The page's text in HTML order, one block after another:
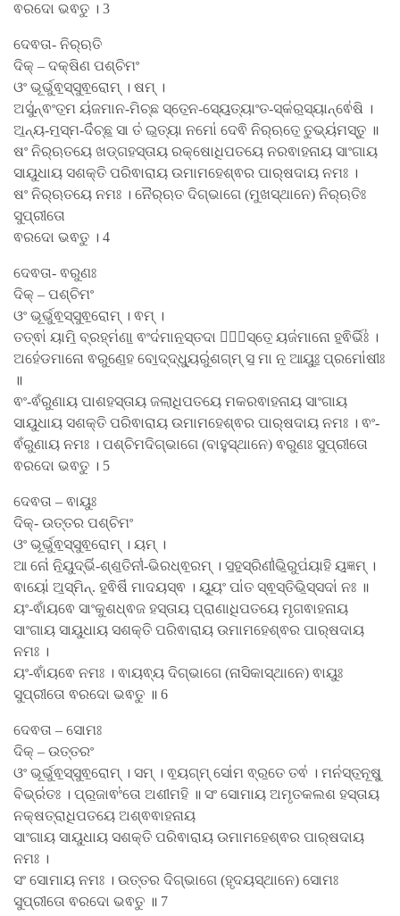
ଵରଦୋ ଭଵତୁ । 3
ଦେଵତା- ନିର୍​ଋତି
ଦିକ୍ – ଦକ୍ଷିଣ ପଶ୍ଚିମଂ
ଓଂ ଭୂର୍ଭୁଵ॒ସ୍ସୁଵ॒ରୋମ୍ । ଷମ୍ ।
ଅସୁ॑ନ୍ଵଂତ॒ମ ୟ॑ଜମାନ-ମିଚ୍ଛ ସ୍ତେ॒ନ-ସ୍ୟେ॒ତ୍ୟାଂତ-ସ୍କ॑ର॒ସ୍ୟାନ୍ଵେ॑ଷି ।
ଅ॒ନ୍ୟ-ମ॒ସ୍ମ-ଦି॑ଚ୍ଛ॒ ସା ତ॑ ଇ॒ତ୍ୟା ନମୋ॑ ଦେଵି ନିର୍​ଋତେ॒ ତୁଭ୍ୟ॑ମସ୍ତୁ ॥
ଷଂ ନିର୍​ଋତୟେ ଖଡ୍ଗହସ୍ତାୟ ରକ୍ଷୋଧିପତୟେ ନରଵାହନାୟ ସାଂଗାୟ
ସାୟୁଧାୟ ସଶକ୍ତି ପରିଵାରାୟ ଉମାମହେଶ୍ଵର ପାର୍​ଷଦାୟ ନମଃ ।
ଷଂ ନିର୍​ଋତୟେ ନମଃ । ନୈର୍​ଋତ ଦିଗ୍ଭାଗେ (ମୁଖସ୍ଥାନେ) ନିର୍​ଋତିଃ
ସୁପ୍ରୀତୋ
ଵରଦୋ ଭଵତୁ । 4
ଦେଵତା- ଵରୁଣଃ
ଦିକ୍ – ପଶ୍ଚିମଂ
ଓଂ ଭୂର୍ଭୁଵ॒ସ୍ସୁଵ॒ରୋମ୍ । ଵମ୍ ।
ତତ୍ଵା॑ ୟାମି॒ ବ୍ରହ୍ମ॑ଣା॒ ଵଂଦ॑ମାନ॒ସ୍ତଦା ଶା᳚ସ୍ତେ॒ ୟଜ॑ମାନୋ ହ॒ଵିର୍ଭିଃ॑ ।
ଅହେ॑ଡମାନୋ ଵରୁଣେ॒ହ ବୋ॒ଦ୍ଦ୍ଧ୍ୟୁରୁ॑ଶଗ୍​ମ୍ ସ॒ ମା ନ॒ ଆୟୁଃ॒ ପ୍ରମୋ॑ଷୀଃ
॥
ଵଂ-ଵଁରୁଣାୟ ପାଶହସ୍ତାୟ ଜଲାଧିପତୟେ ମକରଵାହନାୟ ସାଂଗାୟ
ସାୟୁଧାୟ ସଶକ୍ତି ପରିଵାରାୟ ଉମାମହେଶ୍ଵର ପାର୍​ଷଦାୟ ନମଃ । ଵଂ-
ଵଁରୁଣାୟ ନମଃ । ପଶ୍ଚିମଦିଗ୍ଭାଗେ (ବାହୁସ୍ଥାନେ) ଵରୁଣଃ ସୁପ୍ରୀତୋ
ଵରଦୋ ଭଵତୁ । 5
ଦେଵତା – ଵାୟୁଃ
ଦିକ୍- ଉତ୍ତର ପଶ୍ଚିମଂ
ଓଂ ଭୂର୍ଭୁଵ॒ସ୍ସୁଵ॒ରୋମ୍ । ୟମ୍ ।
ଆ ନୋ॑ ନି॒ୟୁଦ୍ଭି॑-ଶ୍ଶ॒ତିନୀ॑-ଭିରଧ୍ଵ॒ରମ୍ । ସ॒ହ॒ସ୍ରିଣୀ॑ଭି॒ରୁପ॑ୟାହି ୟ॒ଜ୍ଞମ୍ ।
ଵାୟୋ॑ ଅ॒ସ୍ମିନ୍. ହ॒ଵିଷି॑ ମାଦୟସ୍ଵ । ୟୂ॒ୟଂ ପା॑ତ ସ୍ଵ॒ସ୍ତିଭି॒ସ୍ସଦା॑ ନଃ ॥
ୟଂ-ଵାଁୟଵେ ସାଂକୁଶଧ୍ଵଜ ହସ୍ତାୟ ପ୍ରାଣାଧିପତୟେ ମୃଗଵାହନାୟ
ସାଂଗାୟ ସାୟୁଧାୟ ସଶକ୍ତି ପରିଵାରାୟ ଉମାମହେଶ୍ଵର ପାର୍​ଷଦାୟ
ନମଃ ।
ୟଂ-ଵାଁୟଵେ ନମଃ । ଵାୟଵ୍ୟ ଦିଗ୍ଭାଗେ (ନାସିକାସ୍ଥାନେ) ଵାୟୁଃ
ସୁପ୍ରୀତୋ ଵରଦୋ ଭଵତୁ ॥ 6
ଦେଵତା – ସୋମଃ
ଦିକ୍ – ଉତ୍ତରଂ
ଓଂ ଭୂର୍ଭୁଵ॒ସ୍ସୁଵ॒ରୋମ୍ । ସମ୍ । ଵ॒ୟଗ୍​ମ୍ ସୋ॑ମ ଵ୍ର॒ତେ ତଵ॑ । ମନ॑ସ୍ତ॒ନୂଷୁ॒
ବିଭ୍ର॑ତଃ । ପ୍ର॒ଜାଵଂ॑ତୋ ଅଶୀମହି ॥ ସଂ ସୋମାୟ ଅମୃତକଲଶ ହସ୍ତାୟ
ନକ୍ଷତ୍ରାଧିପତୟେ ଅଶ୍ଵଵାହନାୟ
ସାଂଗାୟ ସାୟୁଧାୟ ସଶକ୍ତି ପରିଵାରାୟ ଉମାମହେଶ୍ଵର ପାର୍​ଷଦାୟ
ନମଃ ।
ସଂ ସୋମାୟ ନମଃ । ଉତ୍ତର ଦିଗ୍ଭାଗେ (ହୃଦୟସ୍ଥାନେ) ସୋମଃ
ସୁପ୍ରୀତୋ ଵରଦୋ ଭଵତୁ ॥ 7